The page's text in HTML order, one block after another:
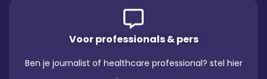
Voor professionals & pers
Ben je journalist of healthcare professional? stel hier